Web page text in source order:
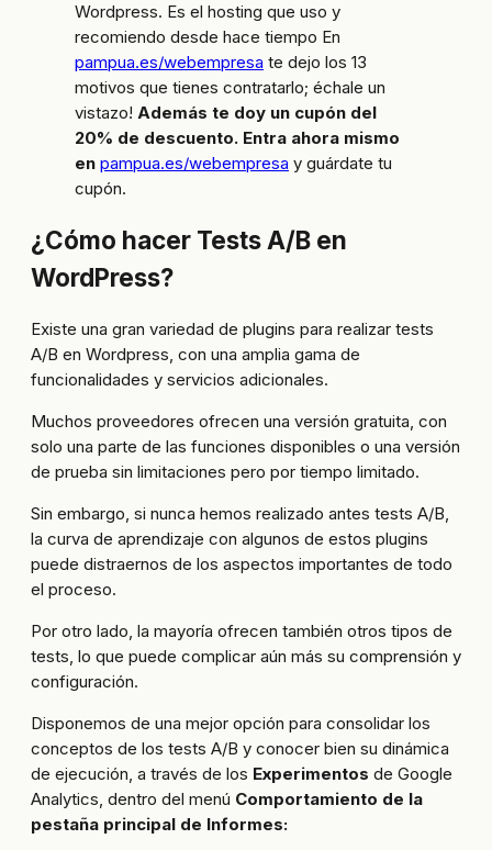
Wordpress. Es el hosting que uso y
recomiendo desde hace tiempo En
pampua.es/webempresa te dejo los 13
motivos que tienes contratarlo; échale un
vistazo! Además te doy un cupón del
20% de descuento. Entra ahora mismo
en pampua.es/webempresa y guárdate tu
cupón.
¿Cómo hacer Tests A/B en
WordPress?
Existe una gran variedad de plugins para realizar tests
A/B en Wordpress, con una amplia gama de
funcionalidades y servicios adicionales.
Muchos proveedores ofrecen una versión gratuita, con
solo una parte de las funciones disponibles o una versión
de prueba sin limitaciones pero por tiempo limitado.
Sin embargo, si nunca hemos realizado antes tests A/B,
la curva de aprendizaje con algunos de estos plugins
puede distraernos de los aspectos importantes de todo
el proceso.
Por otro lado, la mayoría ofrecen también otros tipos de
tests, lo que puede complicar aún más su comprensión y
configuración.
Disponemos de una mejor opción para consolidar los
conceptos de los tests A/B y conocer bien su dinámica
de ejecución, a través de los Experimentos de Google
Analytics, dentro del menú Comportamiento de la
pestaña principal de Informes: